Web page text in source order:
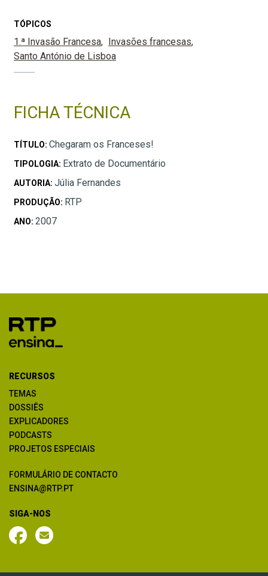
TÓPICOS
1.ª Invasão Francesa
Invasões francesas
Santo António de Lisboa
FICHA TÉCNICA
TÍTULO: Chegaram os Franceses!
TIPOLOGIA: Extrato de Documentário
AUTORIA: Júlia Fernandes
PRODUÇÃO: RTP
ANO: 2007
RECURSOS
TEMAS
DOSSIÊS
EXPLICADORES
PODCASTS
PROJETOS ESPECIAIS
FORMULÁRIO DE CONTACTO
ENSINA@RTP.PT
SIGA-NOS